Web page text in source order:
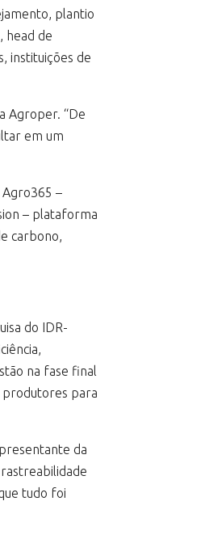
plantio
head de
instituições de
Agroper. “De
em um
–
– plataforma
carbono,
do IDR-
na fase final
produtores para
da
tudo foi